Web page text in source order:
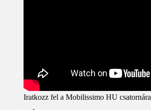
Iratkozz fel a Mobilissimo HU csatornára